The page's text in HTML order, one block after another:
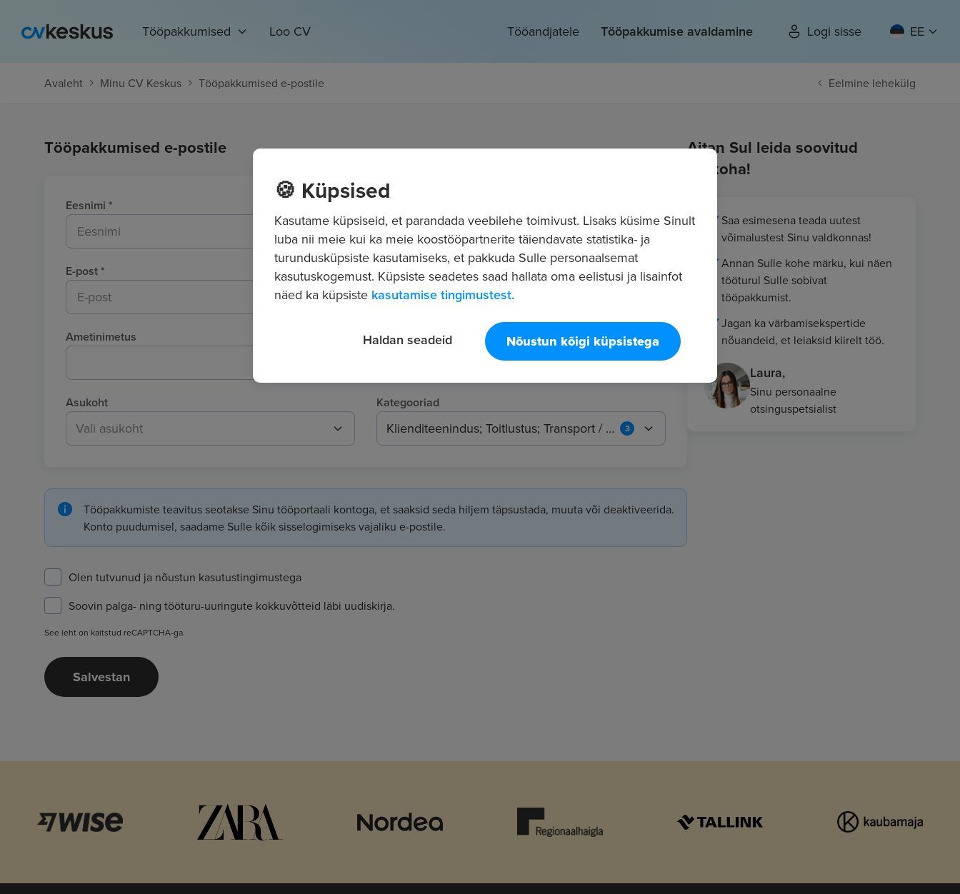
Tööpakkumised Loo CV Tööandjatele Tööpakkumise avaldamine Logi sisse EE
Avaleht Minu CV Keskus Tööpakkumised e-postile Eelmine lehekülg
Tööpakkumised e-postile
Eesnimi *
E-post* Vali ametikoha tase
Vali soovitud ametikoha tase(med)
Ametinimetus
Asukoht
Vali asukoht
Kategooriad
Klienditeenindus; Toitlustus; Transport / Logistika 3
Tööpakkumiste teavitus seotakse Sinu tööportaali kontoga, et saaksid seda hiljem täpsustada, muuta või deaktiveerida.
Konto puudumisel, saadame Sulle kõik sisselogimiseks vajaliku e-postile.
Olen tutvunud ja nõustun kasutustingimustega
Soovin palga- ning tööturu-uuringute kokkuvõtteid läbi uudiskirja.
See leht on kaitstud reCAPTCHA-ga.
Salvestan
Aitan Sul leida soovitud
töökoha!
Saa esimesena teada uutest
võimalustest Sinu valdkonnas!
Annan Sulle kohe märku, kui näen
tööturul Sulle sobivat
tööpakkumist.
Jagan ka värbamisekspertide
nõuandeid, et leiaksid kiirelt töö.
Laura,
Sinu personaalne
otsinguspetsialist
🍪 Küpsised
Kasutame küpsiseid, et parandada veebilehe toimivust. Lisaks küsime Sinult
luba nii meie kui ka meie koostööpartnerite täiendavate statistika- ja
turundusküpsiste kasutamiseks, et pakkuda Sulle personaalsemat
kasutuskogemust. Küpsiste seadetes saad hallata oma eelistusi ja lisainfot
näed ka küpsiste kasutamise tingimustest.
Nõustun kõigi küpsistega
Haldan seadeid